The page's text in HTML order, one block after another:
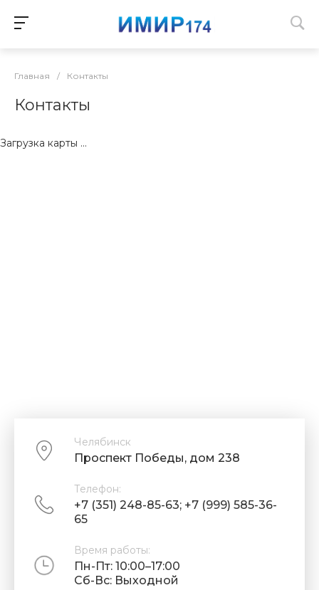
Главная / Контакты
Контакты
Загрузка карты ...
Челябинск
Проспект Победы, дом 238
Телефон:
+7 (351) 248-85-63; +7 (999) 585-36-
65
Время работы:
Пн-Пт: 10:00–17:00
Cб-Вс: Выходной